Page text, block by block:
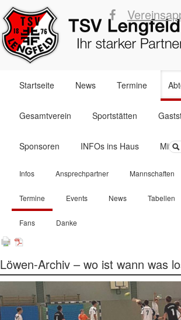
überspringen
Startseite News Termine
Gesamtverein Sportstätten
Sponsoren INFOs ins Haus
überspringen
Infos Ansprechpartner Mannschaften
Termine Events News Tabellen
Fans Danke
Löwen-Archiv – wo ist wann was